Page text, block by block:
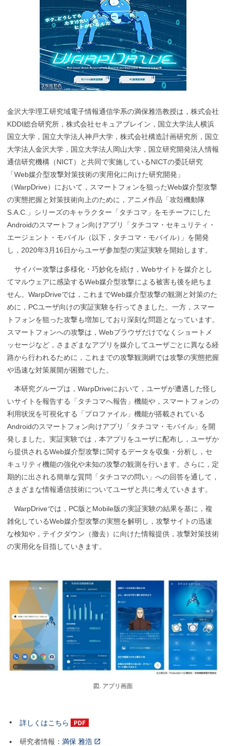
金沢大学理工研究域電子情報通信学系の満保雅浩教授は，株式会社
KDDI総合研究所，株式会社セキュアブレイン，国立大学法人横浜
国立大学，国立大学法人神戸大学，株式会社構造計画研究所，国立
大学法人金沢大学，国立大学法人岡山大学，国立研究開発法人情報
通信研究機構（NICT）と共同で実施しているNICTの委託研究
「Web媒介型攻撃対策技術の実用化に向けた研究開発 」
（WarpDrive）において，スマートフォンを狙ったWeb媒介型攻撃
の実態把握と対策技術向上のために，アニメ作品「攻殻機動隊
S.A.C.」シリーズのキャラクター「タチコマ」をモチーフにした
Androidのスマートフォン向けアプリ「タチコマ・セキュリティ・
エージェント・モバイル（以下，タチコマ・モバイル） 」を開発
し，2020年3月16日からユーザ参加型の実証実験を開始します。
サイバー攻撃は多様化・巧妙化を続け，Webサイトを媒介とし
てマルウェアに感染するWeb媒介型攻撃による被害も後を絶ちま
せん。WarpDriveでは，これまでWeb媒介型攻撃の観測と対策のた
めに，PCユーザ向けの実証実験を行ってきました。一方，スマー
トフォンを狙った攻撃も増加しており深刻な問題となっています。
スマートフォンへの攻撃は，Webブラウザだけでなくショートメ
ッセージなど，さまざまなアプリを媒介してユーザごとに異なる経
路から行われるために，これまでの攻撃観測網では攻撃の実態把握
や迅速な対策展開が困難でした。
本研究グループは，WarpDriveにおいて，ユーザが遭遇した怪し
いサイトを報告する「タチコマへ報告」機能や，スマートフォンの
利用状況を可視化する「プロファイル」機能が搭載されている
Androidのスマートフォン向けアプリ「タチコマ・モバイル」を開
発しました。実証実験では，本アプリをユーザに配布し，ユーザか
ら提供されるWeb媒介型攻撃に関するデータを収集・分析し，セ
キュリティ機能の強化や未知の攻撃の観測を行います。さらに，定
期的に出される簡単な質問「タチコマの問い」への回答を通して，
さまざまな情報通信技術についてユーザと共に考えていきます。
WarpDriveでは，PC版とMobile版の実証実験の結果を基に，複
雑化しているWeb媒介型攻撃の実態を解明し，攻撃サイトの迅速
な検知や，テイクダウン（撤去）に向けた情報提供，攻撃対策技術
の実用化を目指していきます。
図. アプリ画面
詳しくはこちら
研究者情報：満保 雅浩